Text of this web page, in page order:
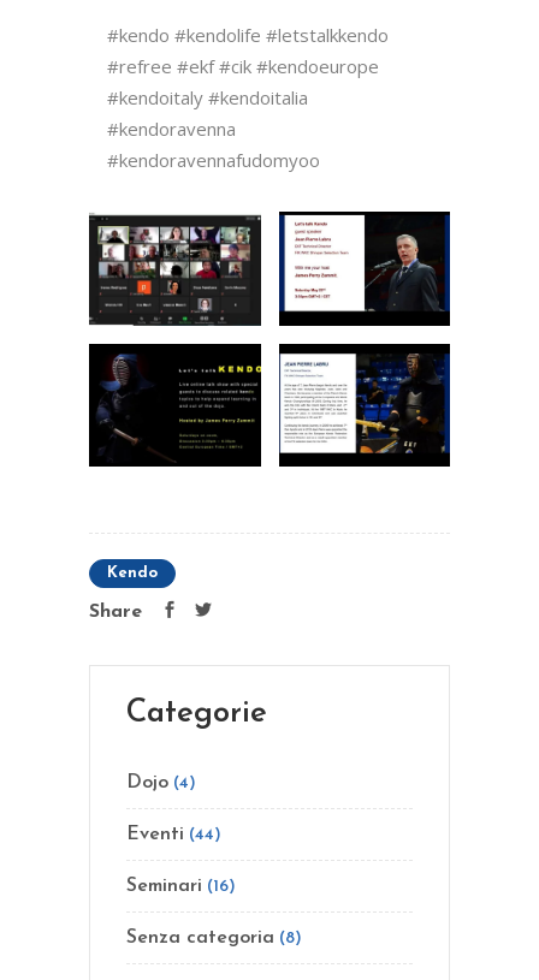
#kendo #kendolife #letstalkkendo
#refree #ekf #cik #kendoeurope
#kendoitaly #kendoitalia
#kendoravenna
#kendoravennafudomyoo
Kendo
Share
Categorie
Dojo (4)
Eventi (44)
Seminari (16)
Senza categoria (8)